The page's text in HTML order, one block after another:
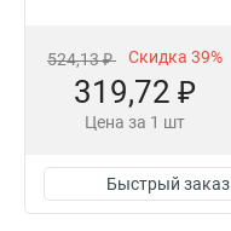
524,13 ₽ Скидка 39%
319,72 ₽
Цена за 1 шт
Быстрый заказ